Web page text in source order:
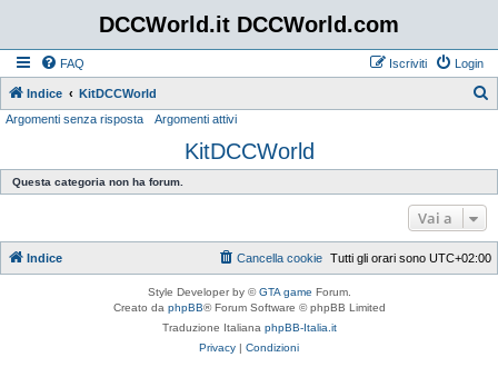
DCCWorld.it DCCWorld.com
FAQ Login
Iscriviti
Indice KitDCCWorld
c
a
Argomenti senza risposta Argomenti attivi
KitDCCWorld
Questa categoria non ha forum.
Vai a
Indice Tutti gli orari sono UTC+02:00
Cancella cookie
Style Developer by ©GTA game Forum.
Creato da phpBB® Forum Software © phpBB Limited
Traduzione Italiana phpBB-Italia.it
Privacy | Condizioni